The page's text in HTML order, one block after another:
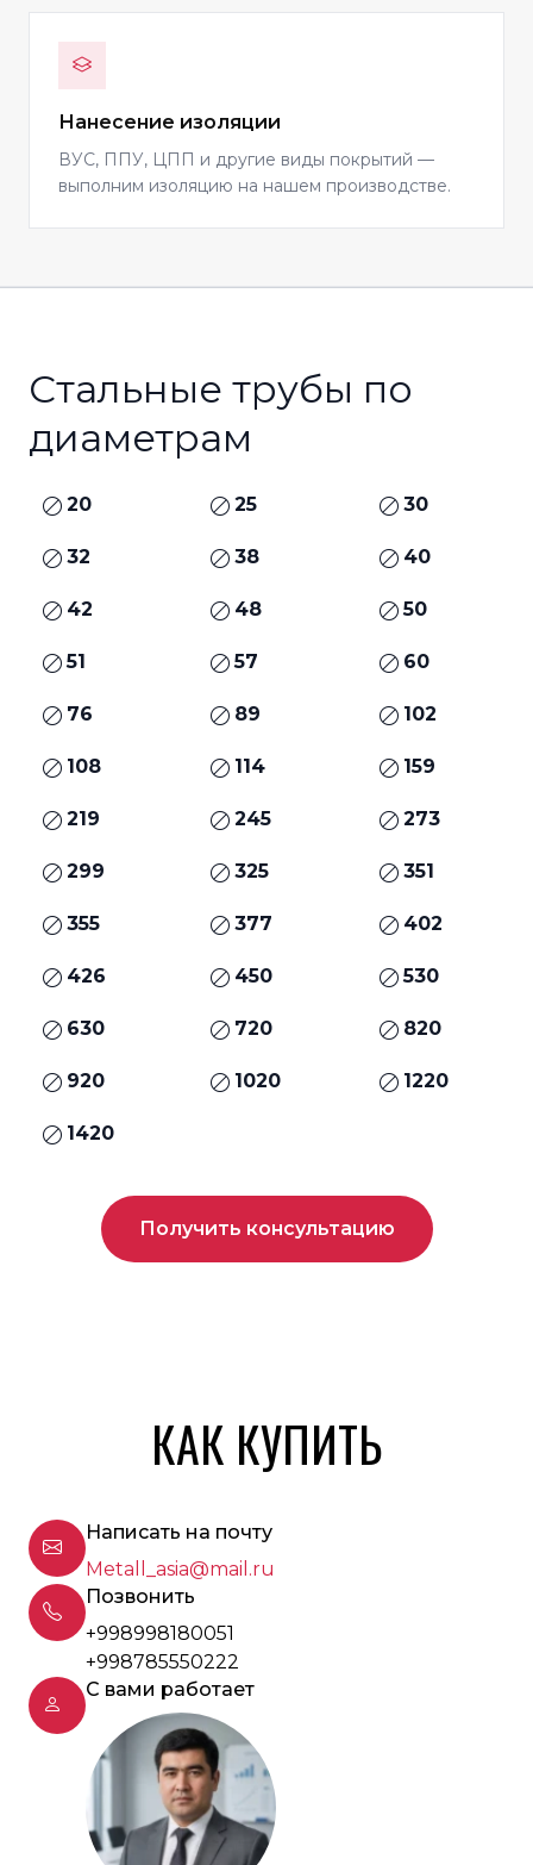
Нанесение изоляции
ВУС, ППУ, ЦПП и другие виды покрытий —
выполним изоляцию на нашем производстве.
Стальные трубы по
диаметрам
20 25 30
32 38 40
42 48 50
51 57 60
76 89 102
108 114 159
219 245 273
299 325 351
355 377 402
426 450 530
630 720 820
920 1020 1220
1420
Получить консультацию
КАК КУПИТЬ
Написать на почту
Metall_asia@mail.ru
Позвонить
+998998180051
+998785550222
С вами работает